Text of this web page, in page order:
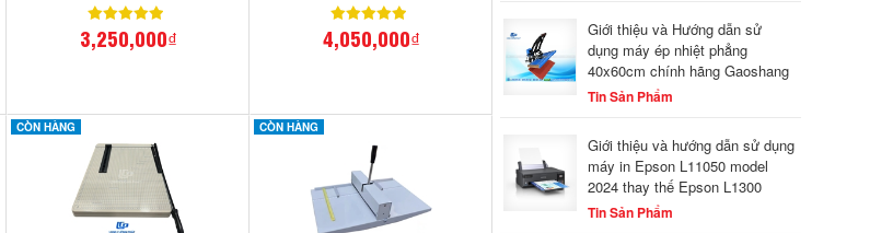
3,250,000₫ 4,050,000₫
CÒN HÀNG CÒN HÀNG
Giới thiệu và Hướng dẫn sử
dụng máy ép nhiệt phẳng
40x60cm chính hãng Gaoshang
Tin Sản Phẩm
Giới thiệu và hướng dẫn sử dụng
máy in Epson L11050 model
2024 thay thế Epson L1300
Tin Sản Phẩm